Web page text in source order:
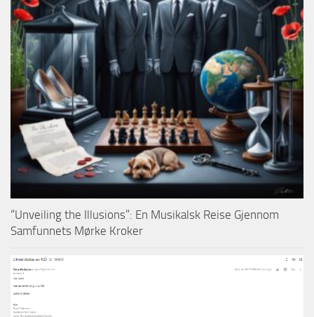
“Unveiling the Illusions”: En Musikalsk Reise Gjennom
Samfunnets Mørke Kroker